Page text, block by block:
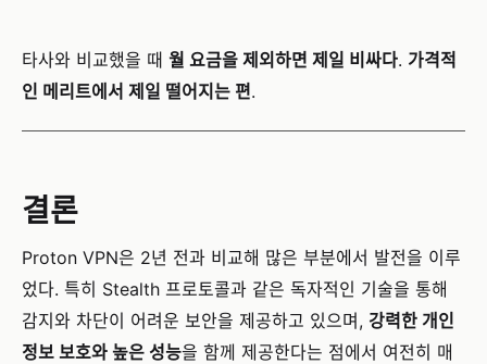
타사와 비교했을 때 월 요금을 제외하면 제일 비싸다. 가격적
인 메리트에서 제일 떨어지는 편.
결론
Proton VPN은 2년 전과 비교해 많은 부분에서 발전을 이루
었다. 특히 Stealth 프로토콜과 같은 독자적인 기술을 통해
감지와 차단이 어려운 보안을 제공하고 있으며, 강력한 개인
정보 보호와 높은 성능을 함께 제공한다는 점에서 여전히 매